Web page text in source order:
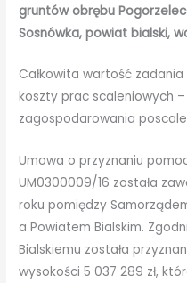
gruntów obrębu
Sosnówka, powiat bialski,
Całkowita wartość
koszty prac scaleniowych
zagospodarowania
Umowa o przyznaniu
UM0300009/16 została
roku pomiędzy
a Powiatem Bialskim.
Bialskiemu została
wysokości 5 037 289 zł,